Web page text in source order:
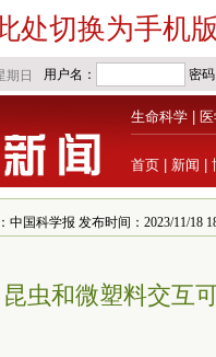
处切换为手机
生命科学
首页 新闻
中国科学报 发布时间：2023/11/18
昆虫和微塑料交互